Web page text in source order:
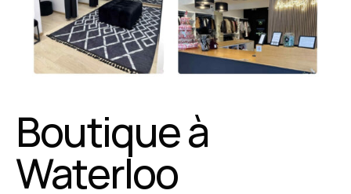
Boutique à
Waterloo